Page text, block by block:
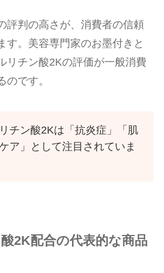
評判の高さが、消費者の信頼
す。美容専門家のお墨付きと
リチン酸2Kの評価が一般消費
のです。
チン酸2Kは「抗炎症」「肌
ア」として注目されていま
2K配合の代表的な商品